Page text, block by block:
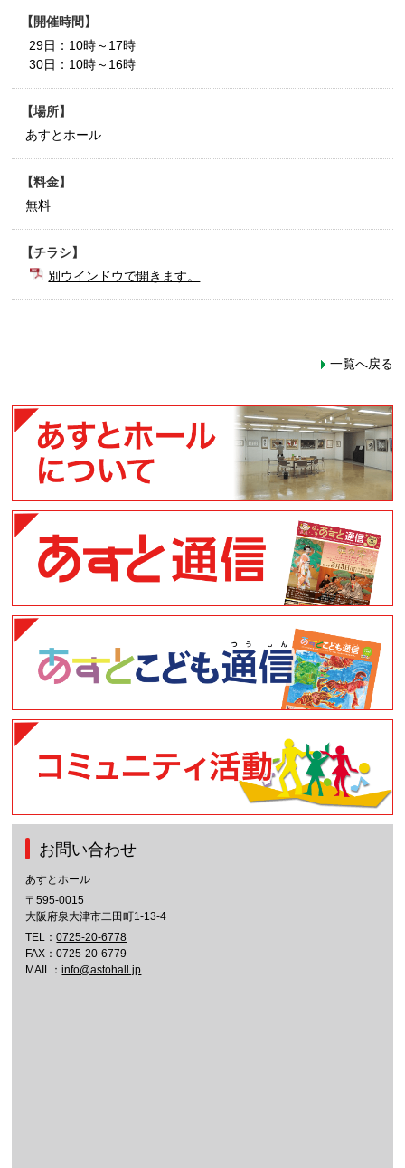
開催時間
29日：10時～17時
30日：10時～16時
場所
あすとホール
料金
無料
チラシ
別ウインドウで開きます。
一覧へ戻る
お問い合わせ
あすとホール
〒595-0015
大阪府泉大津市二田町1-13-4
TEL：0725-20-6778
FAX：0725-20-6779
MAIL：info@astohall.jp